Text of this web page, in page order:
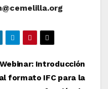
Webinar: Introducción
al formato IFC para la